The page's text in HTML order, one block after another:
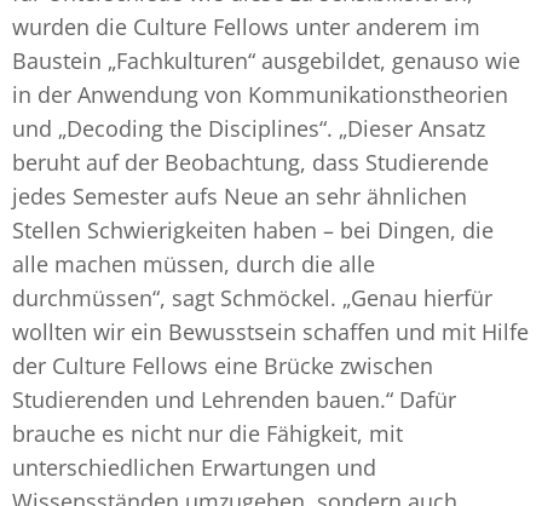
wurden die Culture Fellows unter anderem im
Baustein „Fachkulturen“ ausgebildet, genauso wie
in der Anwendung von Kommunikationstheorien
und „Decoding the Disciplines“. „Dieser Ansatz
beruht auf der Beobachtung, dass Studierende
jedes Semester aufs Neue an sehr ähnlichen
Stellen Schwierigkeiten haben – bei Dingen, die
alle machen müssen, durch die alle
durchmüssen“, sagt Schmöckel. „Genau hierfür
wollten wir ein Bewusstsein schaffen und mit Hilfe
der Culture Fellows eine Brücke zwischen
Studierenden und Lehrenden bauen.“ Dafür
brauche es nicht nur die Fähigkeit, mit
unterschiedlichen Erwartungen und